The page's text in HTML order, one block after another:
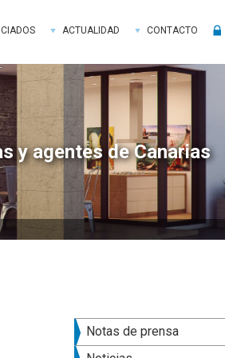
ACTUALIDAD CONTACTO
y agentes de Canarias
Barra
Notas de prensa